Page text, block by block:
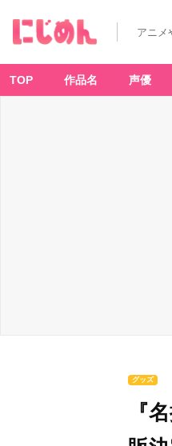
アニメ
TOP 作品名 声優
グッズ
『